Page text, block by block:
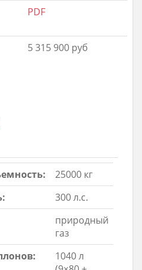
PDF
5 315 900 руб
25000 кг
300 л.с.
природный
газ
1040 л